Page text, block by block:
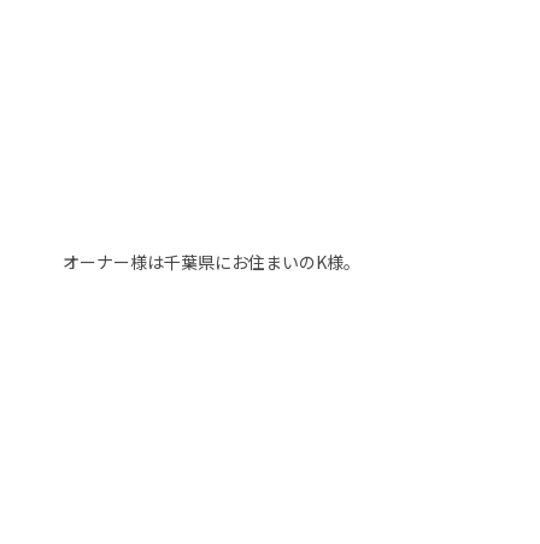
オーナー様は千葉県にお住まいのK様。